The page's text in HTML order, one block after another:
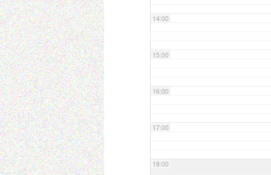
14:00
15:00
16:00
17:00
18:00